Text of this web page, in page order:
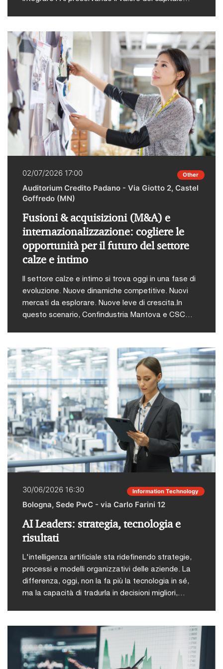
Bologna, organizzato da IFAB e in programma il 2
luglio a Bologna dalle ore 18.00. Una serata
costruita per scoprire i trend emergenti dal
panorama AI, ascoltare i pitch di startup che
operano su questa frontiera e riflettere insieme sul
futuro di questa tecnologia. PwC Italia partecipa
con Roberto Sollevanti, Partner PwC Italia, Anna
Elisabetta Ziri, Director PwC Italia e Valentina Anna
Buccarelli Senior Associate PwC Italia. Per il
programma completo e per ulteriori informazioni
cliccare qui.
02/07/2026 17:00 Other
Auditorium Credito Padano - Via Giotto 2, Castel
Goffredo (MN)
Fusioni & acquisizioni (M&A) e
internazionalizzazione: cogliere le
opportunità per il futuro del settore
calze e intimo
Il settore calze e intimo si trova oggi in una fase di
evoluzione. Nuove dinamiche competitive. Nuovi
mercati da esplorare. Nuove leve di crescita.In
questo scenario, Confindustria Mantova e CSC
e trasformarlo in opportunità concrete. L’evento
riunisce rappresentanti del mondo industriale,
istituzioni e professionisti, con l’obiettivo di offrire
una visione chiara e integrata su operazioni di
crescita, aggregazione e apertura
internazionale.Verranno affrontati i temi chiave che
stanno ridefinendo il settore:L’evoluzione del
mercato delle fusioni e acquisizioni (M&A) nel
comparto calze e intimo e il suo legame con i
percorsi di internazionalizzazioneIl punto di vista
delle imprese del territorio, per comprendere sfide
creazione di valore nelle operazioni di M&A, con un
focus integrato su aspetti legali, fiscali e
giuslavoristici, fino alle strategie globaliPer PwC
Italia intreverranno: Samuel Marinelli, Partner PwC
TaxFrancesca Tironi, Partner PwC Legal,
Employment Gianluca Fiori, Director PwC Legal,
Corporate & M&ALara Guiotto, Director PwC Tax,
Corporate & M&A
30/06/2026 16:30 Information Technology
Bologna, Sede PwC - via Carlo Farini 12
AI Leaders: strategia, tecnologia e
risultati
L'intelligenza artificiale sta ridefinendo strategie,
processi e modelli organizzativi delle aziende. La
differenza, oggi, non la fa più la tecnologia in sé,
ma la capacità di tradurla in decisioni migliori,
come si costruisce un'organizzazione capace di
abilitarla concretamente? Sono le domande al
centro dell’evento "AI Leaders: strategia,
tecnologia e risultati", organizzato martedì 30